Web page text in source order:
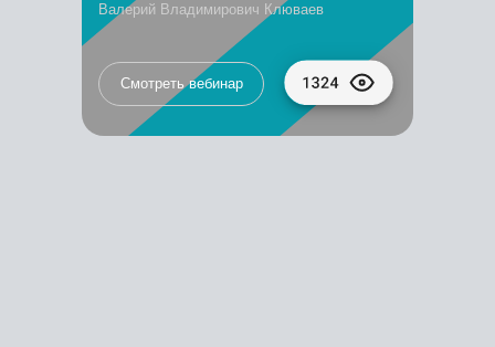
Смотреть вебинар
Валерий Владимирович Клюваев